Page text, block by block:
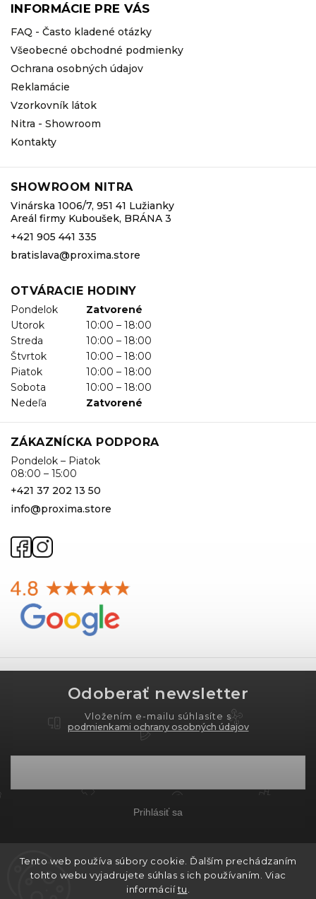
Tento web používa súbory cookie. Ďalším prechádzaním
tohto webu vyjadrujete súhlas s ich používaním. Viac
informáciítu
INFORMÁCIE PRE VÁS
FAQ - Často kladené otázky
Všeobecné obchodné podmienky
Ochrana osobných údajov
Reklamácie
Vzorkovník látok
Nitra - Showroom
Kontakty
SHOWROOM NITRA
Vinárska 1006/7, 951 41 Lužianky
Areál firmy Kuboušek, BRÁNA 3
+421 905 441 335
bratislava@proxima.store
OTVÁRACIE HODINY
Pondelok
Zatvorené
Utorok
10:00 – 18:00
Streda
10:00 – 18:00
Štvrtok
10:00 – 18:00
Piatok
10:00 – 18:00
Sobota
10:00 – 18:00
Nedeľa
Zatvorené
ZÁKAZNÍCKA PODPORA
Pondelok – Piatok
08:00 – 15:00
+421 37 202 13 50
info@proxima.store
Odoberať newsletter
Vložením e-mailu súhlasíte s
podmienkami ochrany osobných údajov
Prihlásiť sa
Copyright 2026PROXIMA.store. Všetky práva
vyhradené.